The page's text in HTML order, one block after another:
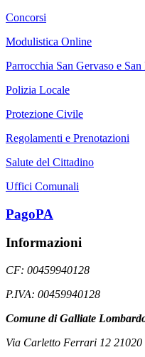
Concorsi
Modulistica Online
Parrocchia San Gervaso e San
Polizia Locale
Protezione Civile
Regolamenti e Prenotazioni
Salute del Cittadino
Uffici Comunali
PagoPA
Informazioni
CF: 00459940128
P.IVA: 00459940128
Comune di Galliate
Via Carletto Ferrari 12